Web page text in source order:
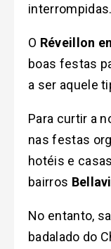
interrompidas.
O Réveillon
boas festas
a ser aquele
Para curtir a
nas festas
hotéis e
bairros
No entanto,
badalado do